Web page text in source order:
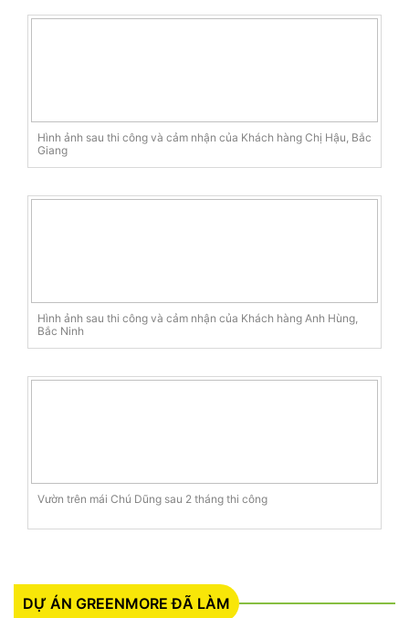
Hình ảnh sau thi công và cảm nhận của Khách hàng Chị Hậu, Bắc
Giang
Hình ảnh sau thi công và cảm nhận của Khách hàng Anh Hùng,
Bắc Ninh
Vườn trên mái Chú Dũng sau 2 tháng thi công
DỰ ÁN GREENMORE ĐÃ LÀM